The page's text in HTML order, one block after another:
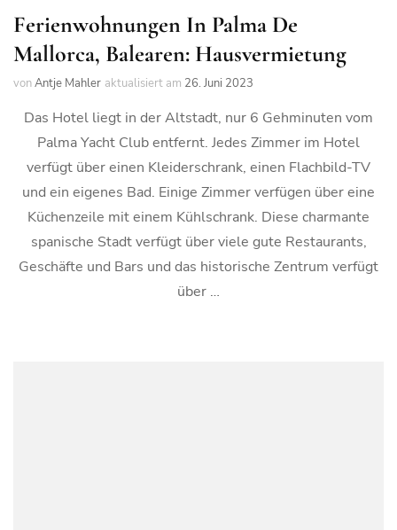
Ferienwohnungen In Palma De
Mallorca, Balearen: Hausvermietung
vonAntje Mahler aktualisiert am 26. Juni 2023
Das Hotel liegt in der Altstadt, nur 6 Gehminuten vom
Palma Yacht Club entfernt. Jedes Zimmer im Hotel
verfügt über einen Kleiderschrank, einen Flachbild-TV
und ein eigenes Bad. Einige Zimmer verfügen über eine
Küchenzeile mit einem Kühlschrank. Diese charmante
spanische Stadt verfügt über viele gute Restaurants,
Geschäfte und Bars und das historische Zentrum verfügt
über …